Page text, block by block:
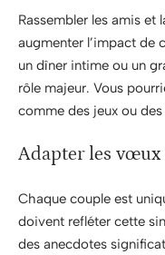
Rassembler les amis et
augmenter l’impact de
un dîner intime ou un
rôle majeur. Vous
comme des jeux ou
Adapter les vœux
Chaque couple est
doivent refléter cette
des anecdotes